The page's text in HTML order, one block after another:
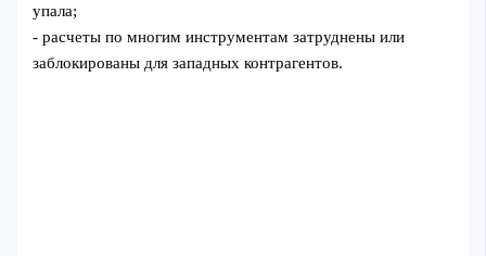
упала;
- расчеты по многим инструментам затруднены или
заблокированы для западных контрагентов.